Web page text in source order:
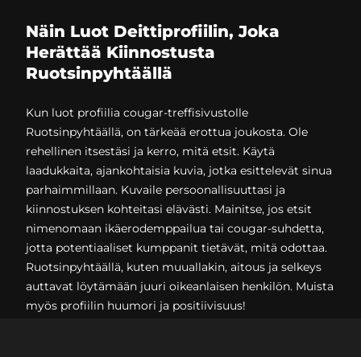
Näin Luot Deittiprofiilin, Joka
Herättää Kiinnostusta
Ruotsinpyhtäällä
Kun luot profiilia cougar-treffisivustolle
Ruotsinpyhtäällä, on tärkeää erottua joukosta. Ole
rehellinen itsestäsi ja kerro, mitä etsit. Käytä
laadukkaita, ajankohtaisia kuvia, jotka esittelevät sinua
parhaimmillaan. Kuvaile persoonallisuuttasi ja
kiinnostuksen kohteitasi elävästi. Mainitse, jos etsit
nimenomaan ikäerodemppailua tai cougar-suhdetta,
jotta potentiaaliset kumppanit tietävät, mitä odottaa.
Ruotsinpyhtäällä, kuten muuallakin, aitous ja selkeys
auttavat löytämään juuri oikeanlaisen henkilön. Muista
myös profiilin huumori ja positiivisuus!